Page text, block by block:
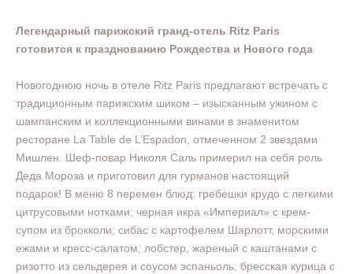
Легендарный парижский гранд-отель Ritz Paris
готовится к празднованию Рождества и Нового года
Новогоднюю ночь в отеле Ritz Paris предлагают встречать с
традиционным парижским шиком – изысканным ужином с
шампанским и коллекционными винами в знаменитом
ресторане La Table de L’Espadon, отмеченном 2 звездами
Мишлен. Шеф-повар Николя Саль примерил на себя роль
Деда Мороза и приготовил для гурманов настоящий
подарок! В меню 8 перемен блюд: гребешки крудо с легкими
цитрусовыми нотками; черная икра «Империал» с крем-
супом из брокколи; сибас с картофелем Шарлотт, морскими
ежами и кресс-салатом; лобстер, жареный с каштанами c
ризотто из сельдерея и соусом эспаньоль; бресская курица с